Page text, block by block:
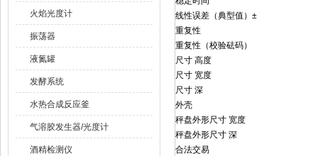
火焰光度计
振荡器
液氮罐
发酵系统
水热合成反应釜
气溶胶发生器/光度计
酒精检测仪
线性误差（典型值）±
重复性
重复性（校验砝码）
尺寸 高度
尺寸 宽度
尺寸 深
外壳
秤盘外形尺寸 宽度
秤盘外形尺寸 深
合法交易